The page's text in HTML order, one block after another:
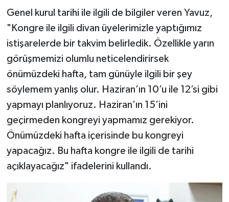
Genel kurul tarihi ile ilgili de bilgiler veren Yavuz,
"Kongre ile ilgili divan üyelerimizle yaptığımız
istişarelerde bir takvim belirledik. Özellikle yarın
görüşmemizi olumlu neticelendirirsek
önümüzdeki hafta, tam günüyle ilgili bir şey
söylemem yanlış olur. Haziran’ın 10’u ile 12’si gibi
yapmayı planlıyoruz. Haziran’ın 15’ini
geçirmeden kongreyi yapmamız gerekiyor.
Önümüzdeki hafta içerisinde bu kongreyi
yapacağız. Bu hafta kongre ile ilgili de tarihi
açıklayacağız" ifadelerini kullandı.